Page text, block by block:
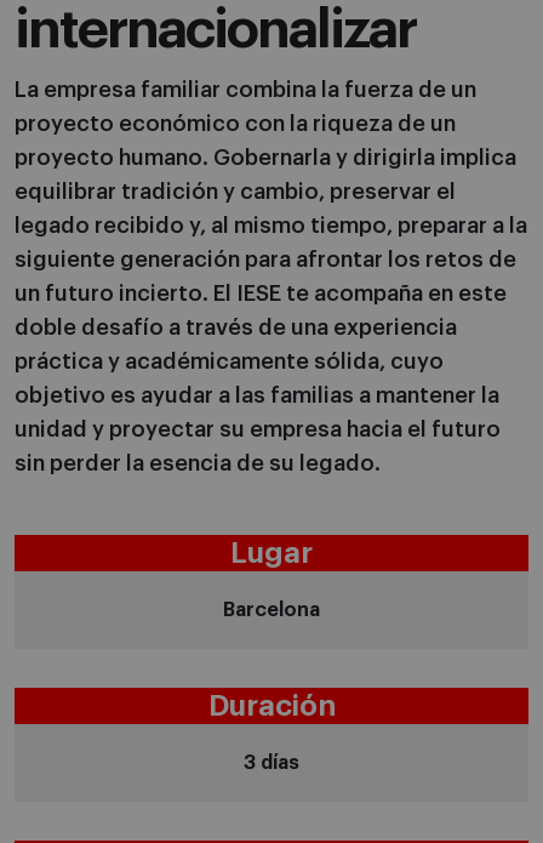
internacionalizar
La empresa familiar combina la fuerza de un
proyecto económico con la riqueza de un
proyecto humano. Gobernarla y dirigirla implica
equilibrar tradición y cambio, preservar el
legado recibido y, al mismo tiempo, preparar a la
siguiente generación para afrontar los retos de
un futuro incierto. El IESE te acompaña en este
doble desafío a través de una experiencia
práctica y académicamente sólida, cuyo
objetivo es ayudar a las familias a mantener la
unidad y proyectar su empresa hacia el futuro
sin perder la esencia de su legado.
Lugar
Barcelona
Duración
3 días